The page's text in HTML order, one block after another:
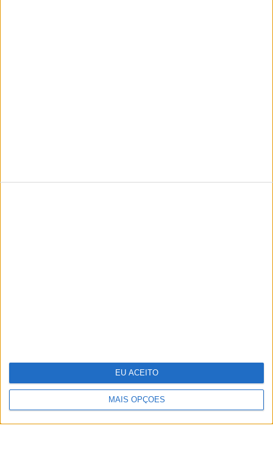
MAIS OPÇÕES
EU ACEITO
TERMOS DE UTILIZAÇÃO
Copyright © Trust in News. Todos os direitos reservados.